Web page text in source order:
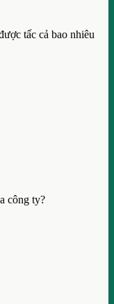
tấc cả bao nhiêu
công ty?